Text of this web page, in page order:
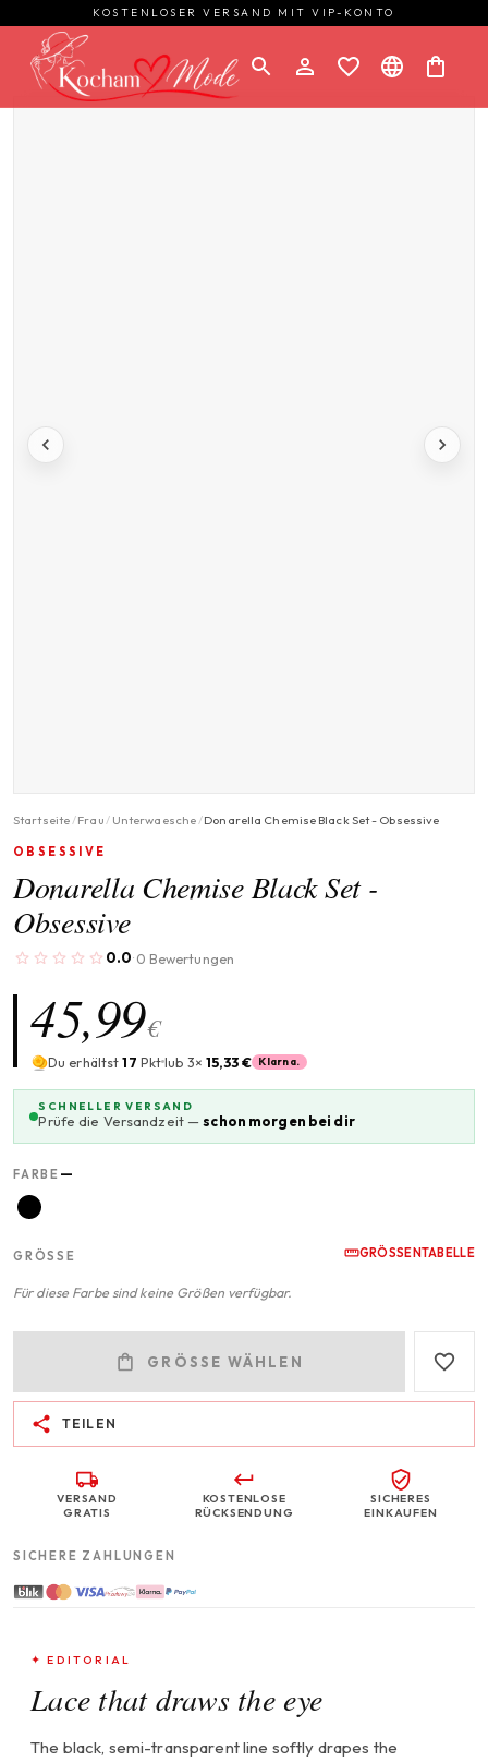
KOSTENLOSER VERSAND MIT VIP-KONTO
Startseite/Frau/ Unterwaesche/Donarella Chemise Black Set - Obsessive
OBSESSIVE
Donarella Chemise Black Set -
Obsessive
0.0· 0 Bewertungen
45,99€
Du erhältst17 Pktlub 3× 15,33 € Klarna.
SCHNELLER VERSAND
Prüfe die Versandzeit —schon morgen bei dir
FARBE —
GRÖSSE GRÖSSENTABELLE
Für diese Farbe sind keine Größen verfügbar.
GRÖSSE WÄHLEN
TEILEN
VERSAND
GRATIS
KOSTENLOSE
RÜCKSENDUNG
SICHERES
EINKAUFEN
SICHERE ZAHLUNGEN
✦ EDITORIAL
Lace that draws the eye
The black, semi-transparent line softly drapes the